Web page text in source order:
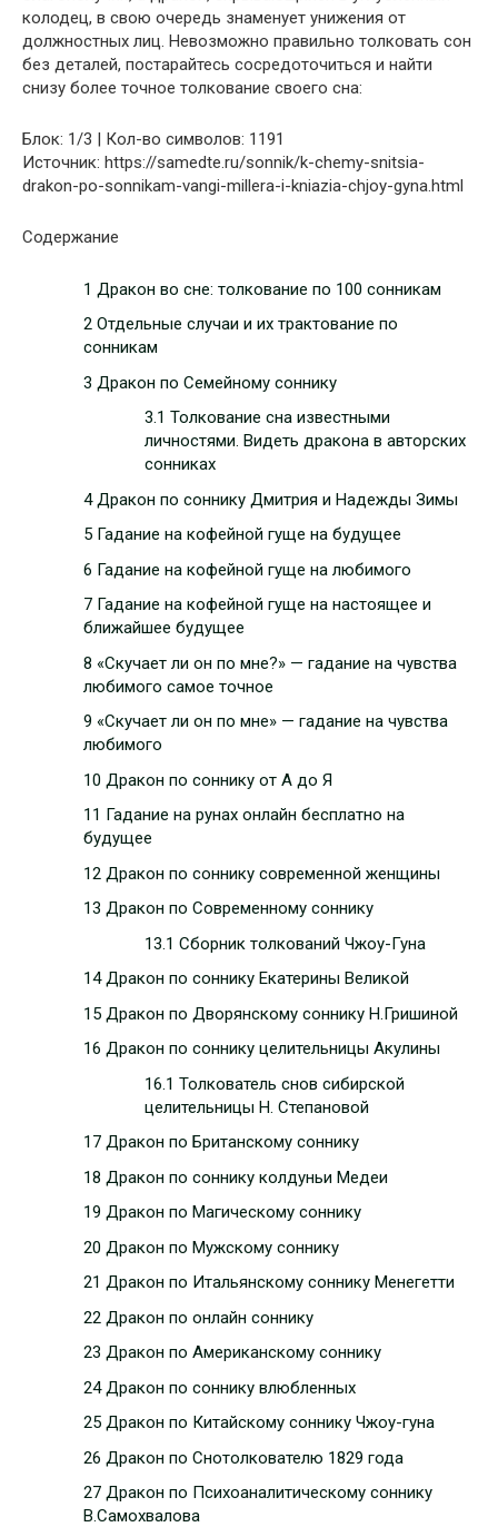
колодец, в свою очередь знаменует унижения от
должностных лиц. Невозможно правильно толковать сон
без деталей, постарайтесь сосредоточиться и найти
снизу более точное толкование своего сна:
Блок: 1/3 | Кол-во символов: 1191
Источник: https://samedte.ru/sonnik/k-chemy-snitsia-
drakon-po-sonnikam-vangi-millera-i-kniazia-chjoy-gyna.html
Содержание
1 Дракон во сне: толкование по 100 сонникам
2 Отдельные случаи и их трактование по
сонникам
3 Дракон по Семейному соннику
3.1 Толкование сна известными
личностями. Видеть дракона в авторских
сонниках
4 Дракон по соннику Дмитрия и Надежды Зимы
5 Гадание на кофейной гуще на будущее
6 Гадание на кофейной гуще на любимого
7 Гадание на кофейной гуще на настоящее и
ближайшее будущее
8 «Скучает ли он по мне?» — гадание на чувства
любимого самое точное
9 «Скучает ли он по мне» — гадание на чувства
любимого
10 Дракон по соннику от А до Я
11 Гадание на рунах онлайн бесплатно на
будущее
12 Дракон по соннику современной женщины
13 Дракон по Современному соннику
13.1 Сборник толкований Чжоу-Гуна
14 Дракон по соннику Екатерины Великой
15 Дракон по Дворянскому соннику Н.Гришиной
16 Дракон по соннику целительницы Акулины
16.1 Толкователь снов сибирской
целительницы Н. Степановой
17 Дракон по Британскому соннику
18 Дракон по соннику колдуньи Медеи
19 Дракон по Магическому соннику
20 Дракон по Мужскому соннику
21 Дракон по Итальянскому соннику Менегетти
22 Дракон по онлайн соннику
23 Дракон по Американскому соннику
24 Дракон по соннику влюбленных
25 Дракон по Китайскому соннику Чжоу-гуна
26 Дракон по Снотолкователю 1829 года
27 Дракон по Психоаналитическому соннику
В.Самохвалова